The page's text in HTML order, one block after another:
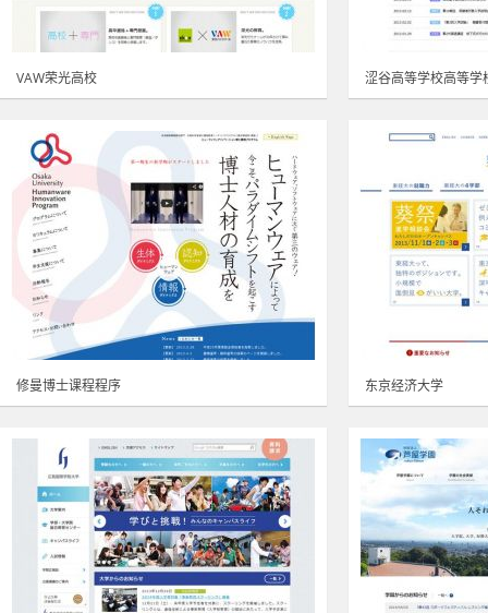
VAW荣光高校 涩谷高等学校高等学
修曼博士课程程序 东京经济大学